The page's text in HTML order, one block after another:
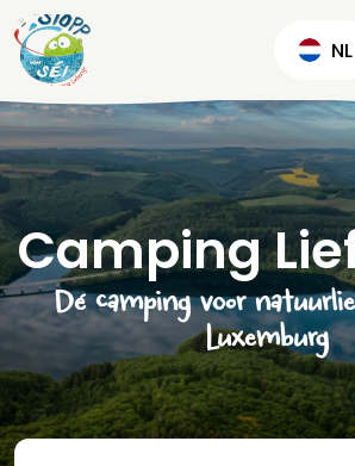
NL
Camping
Dé camping voor
Luxemburg